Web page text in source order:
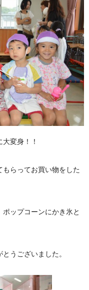
変身！！
らってお買い物をした
ップコーンにかき氷と
うございました。